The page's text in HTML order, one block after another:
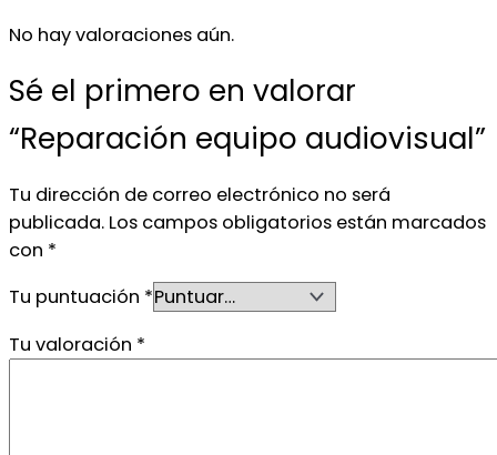
No hay valoraciones aún.
Sé el primero en valorar
“Reparación equipo audiovisual”
Tu dirección de correo electrónico no será
publicada. Los campos obligatorios están marcados
con *
Tu puntuación *
Tu valoración *